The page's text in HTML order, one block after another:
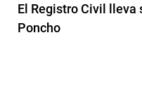
El Registro Civil lleva
Poncho